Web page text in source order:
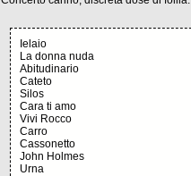
Ielaio
La donna nuda
Abitudinario
Cateto
Silos
Cara ti amo
Vivi Rocco
Carro
Cassonetto
John Holmes
Urna